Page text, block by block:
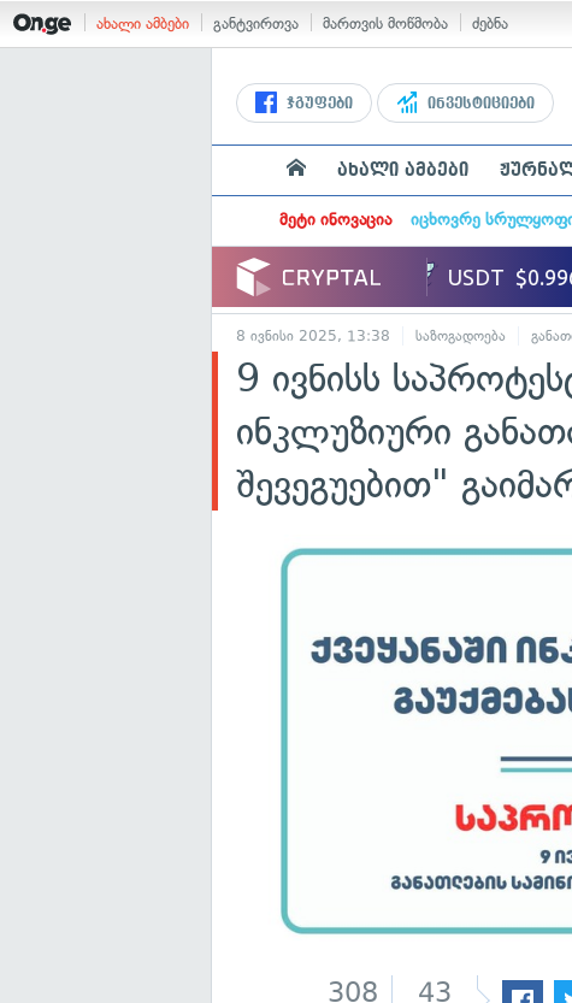
ახალი ამბები განტვირთვა მართვის მოწმობა ძებნა
ჯგუფები ინვესტიციები
ახალი ამბები
მეტი ინოვაცია იცხოვრე
8 ივნისი 2025, 13:38 საზოგადოება
9 ივნისს
ინკლუზიური
შევეგუებით"
308 43